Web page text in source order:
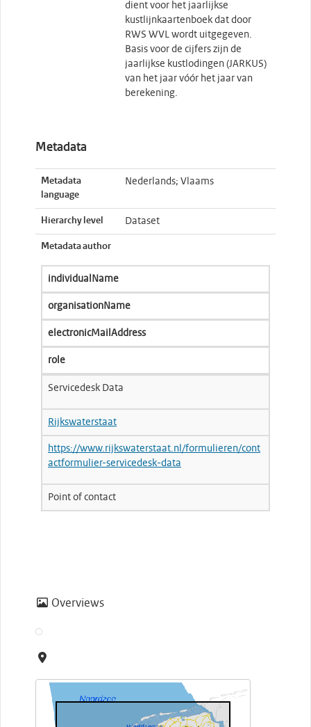
dient voor het jaarlijkse
kustlijnkaartenboek dat door
RWS WVL wordt uitgegeven.
Basis voor de cijfers zijn de
jaarlijkse kustlodingen (JARKUS)
van het jaar vóór het jaar van
berekening.
Metadata
Metadata
language
Nederlands; Vlaams
Hierarchy level Dataset
Metadata author
individualName
organisationName
electronicMailAddress
role
Servicedesk Data
Rijkswaterstaat
https://www.rijkswaterstaat.nl/formulieren/cont
actformulier-servicedesk-data
Point of contact
Overviews